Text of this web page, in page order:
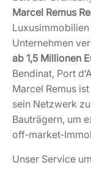
Marcel Remus
Unternehmen
ab 1,5 Millionen
Bendinat, Port
Marcel Remus
sein Netzwerk
Bauträgern, um
Unser Service